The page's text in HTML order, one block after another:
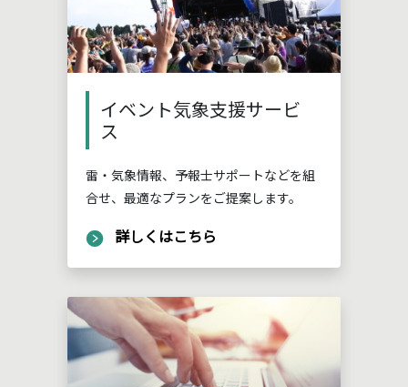
イベント気象支援サービ
ス
雷・気象情報、予報士サポートなどを組
合せ、最適なプランをご提案します。
詳しくはこちら